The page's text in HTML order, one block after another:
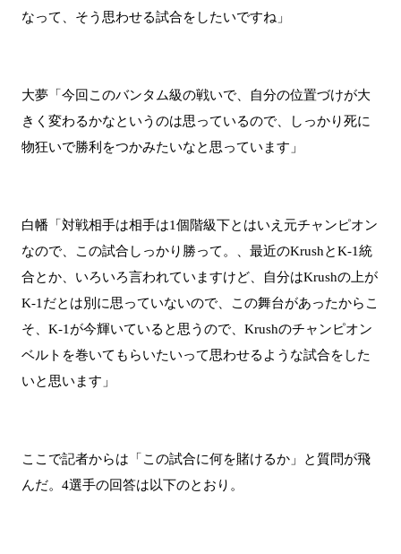
なって、そう思わせる試合をしたいですね」
大夢「今回このバンタム級の戦いで、自分の位置づけが大
きく変わるかなというのは思っているので、しっかり死に
物狂いで勝利をつかみたいなと思っています」
白幡「対戦相手は相手は1個階級下とはいえ元チャンピオン
なので、この試合しっかり勝って。、最近のKrushとK-1統
合とか、いろいろ言われていますけど、自分はKrushの上が
K-1だとは別に思っていないので、この舞台があったからこ
そ、K-1が今輝いていると思うので、Krushのチャンピオン
ベルトを巻いてもらいたいって思わせるような試合をした
いと思います」
ここで記者からは「この試合に何を賭けるか」と質問が飛
んだ。4選手の回答は以下のとおり。